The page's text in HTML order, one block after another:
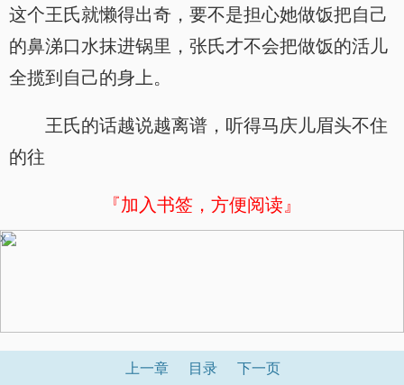
这个王氏就懒得出奇，要不是担心她做饭把自己
的鼻涕口水抹进锅里，张氏才不会把做饭的活儿
全揽到自己的身上。
王氏的话越说越离谱，听得马庆儿眉头不住
的往
『加入书签，方便阅读』
x
上一章 目录 下一页